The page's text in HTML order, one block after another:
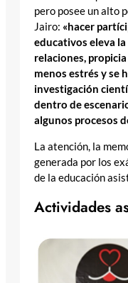
pero posee un alto
Jairo: «hacer
educativos eleva
relaciones,
menos estrés y se
investigación
dentro de
algunos procesos
La atención, la
generada por los
de la educación
Actividades